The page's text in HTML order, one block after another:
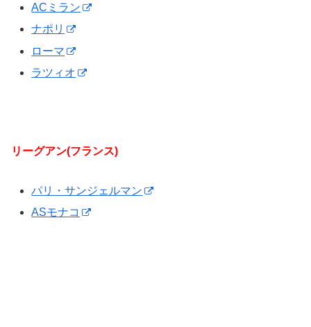
ACミラン
ナポリ
ローマ
ラツィオ
リーグアン(フランス)
パリ・サンジェルマン
ASモナコ